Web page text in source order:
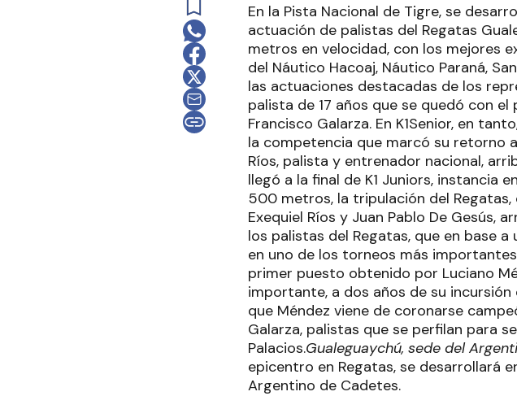
En la Pista Nacional de Tigre, se
actuación de palistas del Regatas
metros en velocidad, con los mejores
del Náutico Hacoaj, Náutico Paraná,
las actuaciones destacadas de los
palista de 17 años que se quedó con
Francisco Galarza. En K1Senior, en
la competencia que marcó su retorno
Ríos, palista y entrenador nacional,
llegó a la final de K1 Juniors, instancia
500 metros, la tripulación del
Exequiel Ríos y Juan Pablo De Gesús,
los palistas del Regatas, que en base
en uno de los torneos más
primer puesto obtenido por Luciano
importante, a dos años de su
que Méndez viene de coronarse
Galarza, palistas que se perfilan para
Palacios.Gualeguaychú, sede del
epicentro en Regatas, se desarrollará
Argentino de Cadetes.